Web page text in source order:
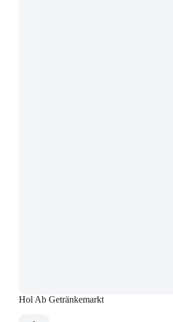
Hol Ab Getränkemarkt